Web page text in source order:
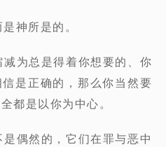
神所是的。
为总是得着你想要的、你
是正确的，那么你当然要
都是以你为中心。
偶然的，它们在罪与恶中